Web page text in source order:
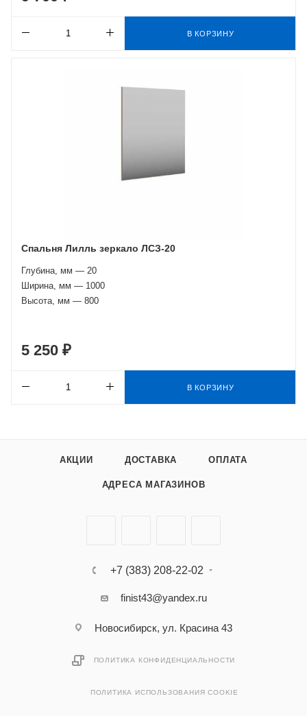
В КОРЗИНУ
Спальня Лилль зеркало ЛСЗ-20
Глубина, мм — 20
Ширина, мм — 1000
Высота, мм — 800
5 250 ₽
В КОРЗИНУ
АКЦИИ ДОСТАВКА ОПЛАТА
АДРЕСА МАГАЗИНОВ
+7 (383) 208-22-02
finist43@yandex.ru
Новосибирск, ул. Красина 43
ПОЛИТИКА КОНФИДЕНЦИАЛЬНОСТИ
ПОЛИТИКА ИСПОЛЬЗОВАНИЯ COOKIE